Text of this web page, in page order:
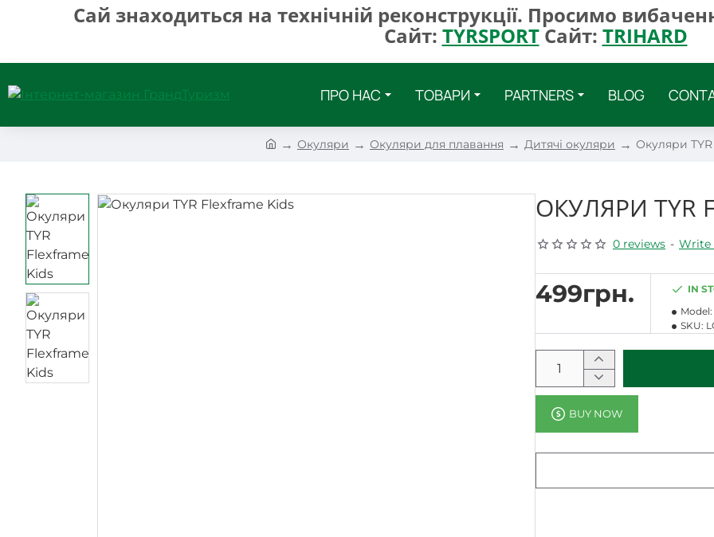
Сай знаходиться на технічній реконструкції. Просимо
Сайт: TYRSPORTСайт: TRIHARD
ПРО НАС ТОВАРИ PARTNERS BLOG
e
Окуляри Окуляри для плавання Дитячі окуляри Окуляри
ОКУЛЯРИ TYR
0 reviews - Write
499грн.
IN
Model:
SKU:
BUY NOW